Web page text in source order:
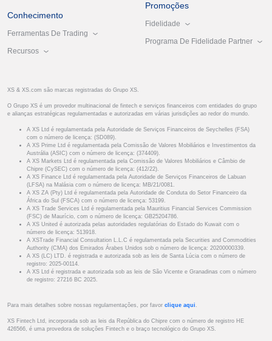
Conhecimento
Ferramentas De Trading
Recursos
Promoções
Fidelidade
Programa De Fidelidade Partner
XS & XS.com são marcas registradas do Grupo XS.
O Grupo XS é um provedor multinacional de fintech e serviços financeiros com entidades do grupo
e alianças estratégicas regulamentadas e autorizadas em várias jurisdições ao redor do mundo.
A XS Ltd é regulamentada pela Autoridade de Serviços Financeiros de Seychelles (FSA)
com o número de licença: (SD089).
A XS Prime Ltd é regulamentada pela Comissão de Valores Mobiliários e Investimentos da
Austrália (ASIC) com o número de licença: (374409).
A XS Markets Ltd é regulamentada pela Comissão de Valores Mobiliários e Câmbio de
Chipre (CySEC) com o número de licença: (412/22).
A XS Finance Ltd é regulamentada pela Autoridade de Serviços Financeiros de Labuan
(LFSA) na Malásia com o número de licença: MB/21/0081.
A XS ZA (Pty) Ltd é regulamentada pela Autoridade de Conduta do Setor Financeiro da
África do Sul (FSCA) com o número de licença: 53199.
A XS Trade Services Ltd é regulamentada pela Mauritius Financial Services Commission
(FSC) de Maurício, com o número de licença: GB25204786.
A XS United é autorizada pelas autoridades regulatórias do Estado do Kuwait com o
número de licença: 513918.
A XSTrade Financial Consultation L.L.C é regulamentada pela Securities and Commodities
Authority (CMA) dos Emirados Árabes Unidos sob o número de licença: 20200000339.
A XS (LC) LTD. é registrada e autorizada sob as leis de Santa Lúcia com o número de
registro: 2025-00114.
A XS Ltd é registrada e autorizada sob as leis de São Vicente e Granadinas com o número
de registro: 27216 BC 2025.
Para mais detalhes sobre nossas regulamentações, por favor clique aqui .
XS Fintech Ltd, incorporada sob as leis da República do Chipre com o número de registro HE
426566, é uma provedora de soluções Fintech e o braço tecnológico do Grupo XS.